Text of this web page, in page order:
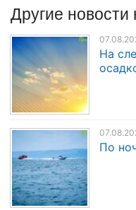
Другие новости
На
По